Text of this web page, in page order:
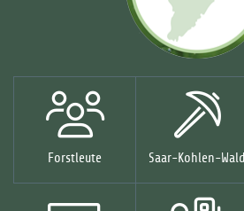
Forstleute Saar-Kohlen-Wald